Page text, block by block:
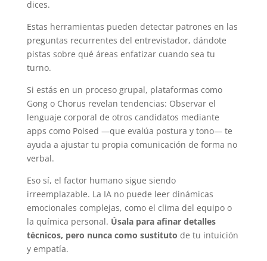
dices.
Estas herramientas pueden detectar patrones en las
preguntas recurrentes del entrevistador, dándote
pistas sobre qué áreas enfatizar cuando sea tu
turno.
Si estás en un proceso grupal, plataformas como
Gong o Chorus revelan tendencias: Observar el
lenguaje corporal de otros candidatos mediante
apps como Poised —que evalúa postura y tono— te
ayuda a ajustar tu propia comunicación de forma no
verbal.
Eso sí, el factor humano sigue siendo
irreemplazable. La IA no puede leer dinámicas
emocionales complejas, como el clima del equipo o
la química personal. Úsala para afinar detalles
técnicos, pero nunca como sustituto de tu intuición
y empatía.